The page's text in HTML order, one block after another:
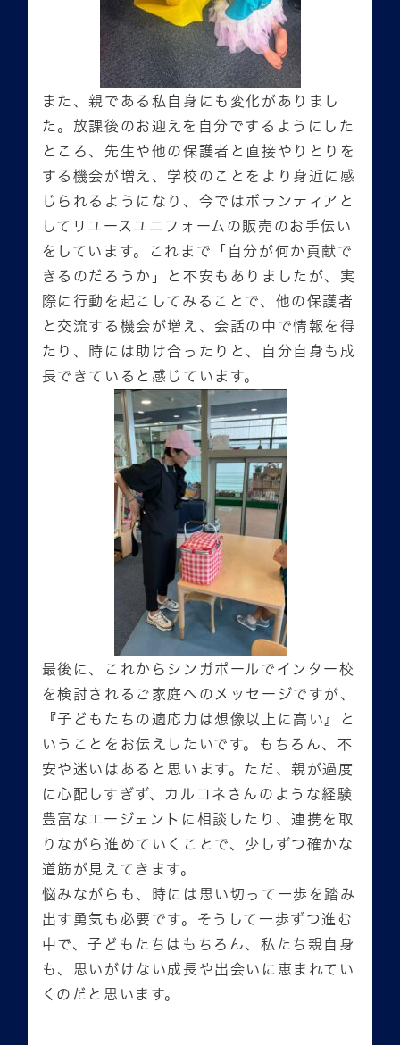
また、親である私自身にも変化がありまし
た。放課後のお迎えを自分でするようにした
ところ、先生や他の保護者と直接やりとりを
する機会が増え、学校のことをより身近に感
じられるようになり、今ではボランティアと
してリユースユニフォームの販売のお手伝い
をしています。これまで「自分が何か貢献で
きるのだろうか」と不安もありましたが、実
際に行動を起こしてみることで、他の保護者
と交流する機会が増え、会話の中で情報を得
たり、時には助け合ったりと、自分自身も成
長できていると感じています。
最後に、これからシンガポールでインター校
を検討されるご家庭へのメッセージですが、
『子どもたちの適応力は想像以上に高い』と
いうことをお伝えしたいです。もちろん、不
安や迷いはあると思います。ただ、親が過度
に心配しすぎず、カルコネさんのような経験
豊富なエージェントに相談したり、連携を取
りながら進めていくことで、少しずつ確かな
道筋が見えてきます。
悩みながらも、時には思い切って一歩を踏み
出す勇気も必要です。そうして一歩ずつ進む
中で、子どもたちはもちろん、私たち親自身
も、思いがけない成長や出会いに恵まれてい
くのだと思います。